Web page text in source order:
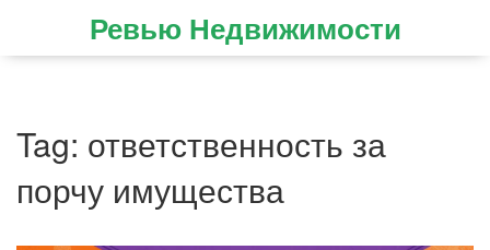
Ревью Недвижимости
Tag: ответственность за
порчу имущества